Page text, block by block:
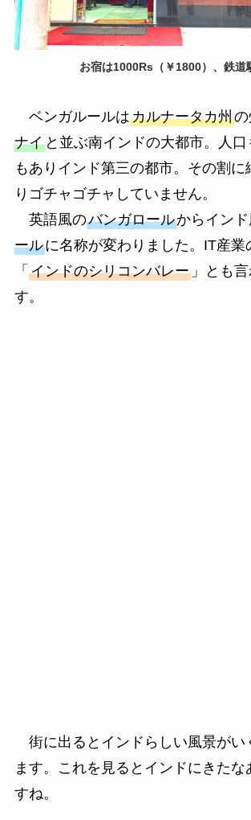
お宿は1000Rs（￥1800）、鉄道
ベンガルールはカルナータカ州
ナイと並ぶ南インドの大都市。人
もありインド第三の都市。その割に
りゴチャゴチャしていません。
英語風のバンガロールからイン
ールに名称が変わりました。IT産業
「 インドのシリコンバレー」とも言
す。
街に出るとインドらしい風景がい
ます。これを見るとインドにきたな
すね。